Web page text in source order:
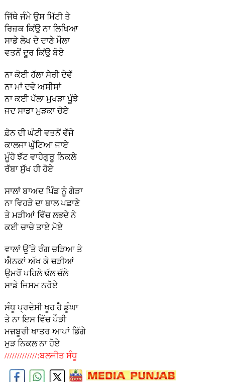
ਜਿੱਥੇ ਜੰਮੇ ਉਸ ਮਿੱਟੀ ਤੇ
ਰਿਜ਼ਕ ਕਿਂਉ ਨਾ ਲਿਖਿਆ
ਸਾਡੇ ਲੇਖ ਦੇ ਦਾਣੇ ਮੌਲਾ
ਵਤਨੋਂ ਦੂਰ ਕਿਂਉ ਬੋਏ
ਨਾ ਕੋਈ ਹੱਲਾ ਸੇਰੀ ਦੇਵੱ
ਨਾ ਮਾਂ ਦਵੇ ਅਸੀਸਾਂ
ਨਾ ਕਈ ਪੱਲਾ ਮੁਖੜਾ ਪੂੰਝੇ
ਜਦ ਸਾਡਾ ਮੁੜਕਾ ਚੋਏ
ਫ਼ੋਨ ਦੀ ਘੰਟੀ ਵਤਨੋਂ ਵੱਜੇ
ਕਾਲਜਾ ਘੁੱਟਿਆ ਜਾਏ
ਮੂੰਹੋ ਝੱਟ ਵਾਹੇਗੁਰੂ ਨਿਕਲੇ
ਰੱਬਾ ਸੁੱਖ ਹੀ ਹੋਏ
ਸਾਲਾਂ ਬਾਅਦ ਪਿੰਡ ਨੂੰ ਗੇੜਾ
ਨਾ ਵਿਹੜੇ ਦਾ ਬਾਲ ਪਛਾਣੇ
ਤੇ ਮੜੀਆਂ ਵਿੱਚ ਲਭਦੇ ਨੇ
ਕਈ ਚਾਚੇ ਤਾਏ ਮੋਏ
ਵਾਲਾਂ ਉੱਤੇ ਰੰਗ ਚੜਿਆ ਤੇ
ਐਨਕਾਂ ਅੱਖ ਕੇ ਚੜੀਆਂ
ਉਮਰੋਂ ਪਹਿਲੇ ਢੱਲ ਚੱਲੇ
ਸਾਡੇ ਜਿਸਮ ਨਰੋਏ
ਸੰਧੂ ਪ੍ਰਦੇਸੀ ਖੂਹ ਹੈ ਡੂੰਘਾ
ਤੇ ਨਾ ਇਸ ਵਿੱਚ ਪੌੜੀ
ਮਜ਼ਬੂਰੀ ਖਾਤਰ ਆਪਾਂ ਡਿੱਗੇ
ਮੁੜ ਨਿਕਲ ਨਾ ਹੋਏ
/////////////:ਬਲਜੀਤ ਸੰਧੂ